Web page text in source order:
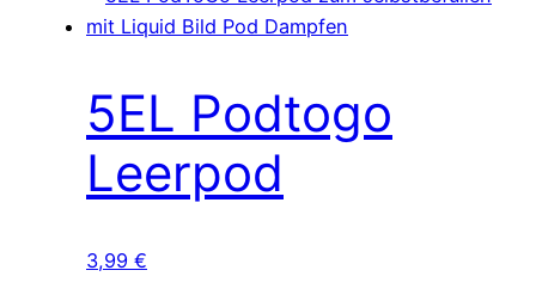
5EL Podtogo
Leerpod
3,99 €